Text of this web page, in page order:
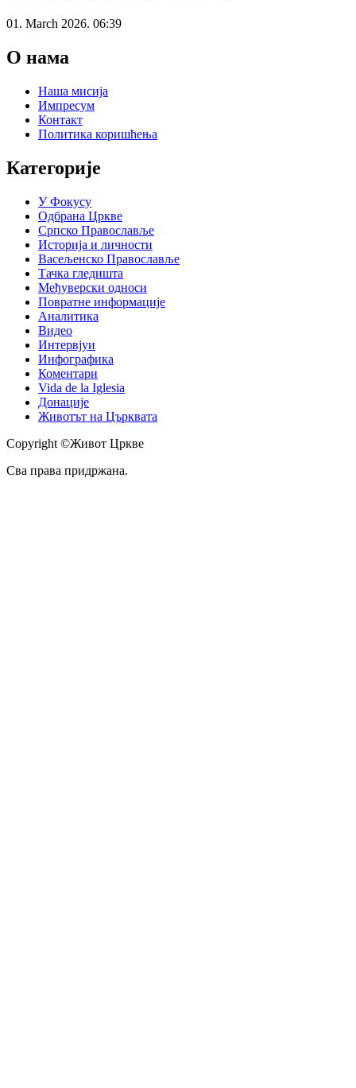
01. March 2026. 06:39
О нама
Наша мисија
Импресум
Контакт
Политика коришћења
Категорије
У Фокусу
Одбрана Цркве
Српско Православље
Историја и личности
Васељенско Православље
Тачка гледишта
Међуверски односи
Повратне информације
Аналитика
Видео
Интервјуи
Инфографика
Коментари
Vida de la Iglesia
Донације
Животът на Църквата
Copyright ©Живот Цркве
Сва права придржана.